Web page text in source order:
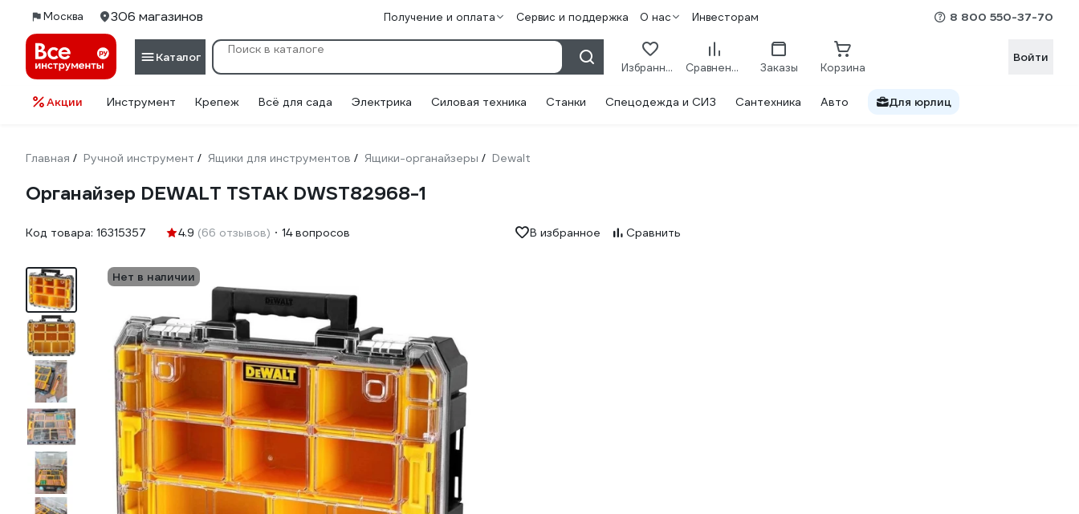
Москва 306 магазинов Получение и оплата Сервис и поддержка О нас Инвесторам 8 800 550-37-70
Каталог
Избранное Сравнение Заказы Корзина
Войти
Акции Инструмент Крепеж Всё для сада Электрика Силовая техника Станки Спецодежда и СИЗ Сантехника Авто Для юрлиц
Главная / Ручной инструмент / Ящики для инструментов / Ящики-органайзеры / Dewalt
Органайзер DEWALT TSTAK DWST82968-1
Код товара: 16315357 4.9 (66 отзывов) 14 вопросов В избранное Сравнить
Нет в наличии